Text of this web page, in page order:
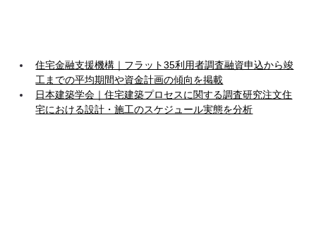
住宅金融支援機構｜フラット35利用者調査融資申込から竣
工までの平均期間や資金計画の傾向を掲載
日本建築学会｜住宅建築プロセスに関する調査研究注文住
宅における設計・施工のスケジュール実態を分析